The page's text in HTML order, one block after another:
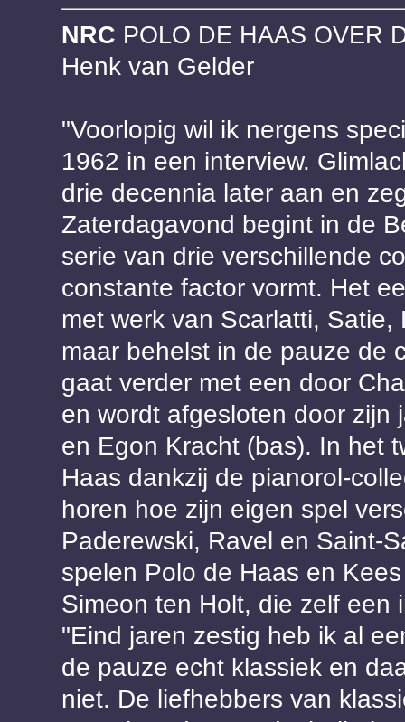
NRC POLO DE HAAS OVER
Henk van Gelder
"Voorlopig wil ik nergens
1962 in een interview.
drie decennia later aan en
Zaterdagavond begint in de
serie van drie verschillende
constante factor vormt. Het
met werk van Scarlatti,
maar behelst in de pauze de
gaat verder met een door
en wordt afgesloten door zijn
en Egon Kracht (bas). In het
Haas dankzij de pianorol-
horen hoe zijn eigen spel
Paderewski, Ravel en Saint-
spelen Polo de Haas en
Simeon ten Holt, die zelf een
"Eind jaren zestig heb ik al
de pauze echt klassiek en
niet. De liefhebbers van